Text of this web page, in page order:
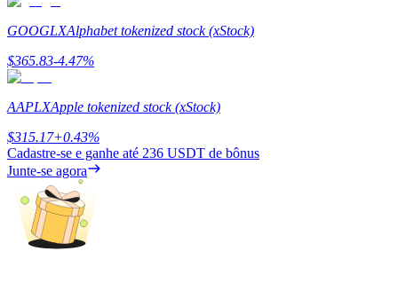
Register & Trade to Win 500,000 USDT
Precious Metals Trading Carnival
Trade Gold & Silver · 33,333 USDT Bonus
USDT New User Exclusive 10% APR
USDT Flexible Staking | Daily Rewards
GOOGLXAlphabet tokenized stock (xStock)
$365.83-4.47%
AAPLXApple tokenized stock (xStock)
$315.17+0.43%
Cadastre-se e ganhe até 236 USDT de bônus
Junte-se agora